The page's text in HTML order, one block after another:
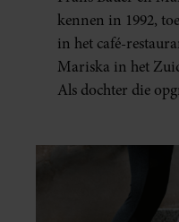
ELKAARS
kennen in 1992,
in het café-
Mariska in het
Als dochter die